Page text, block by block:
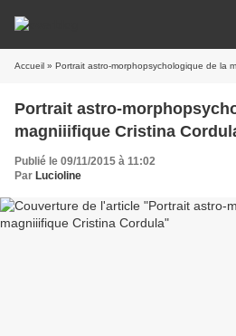
Accueil » Portrait astro-morphopsychologique de la
Portrait astro-
magniiifique Cristina
Publié le 09/11/2015 à 11:02
Par Lucioline